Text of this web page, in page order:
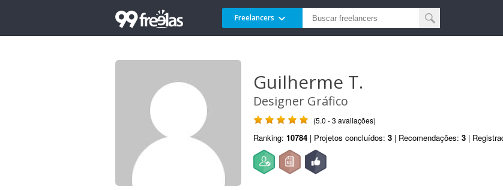
Freelancers
Guilherme T.
Designer Gráfico
(5.0 - 3 avaliações)
Ranking: 10784 | Projetos concluídos: 3 | Recomendações: 3 |